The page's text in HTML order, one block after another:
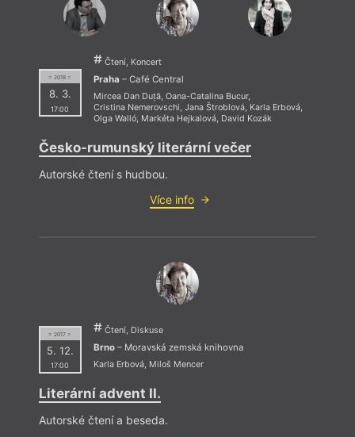
= 2018 =
8. 3.
17:00
Čtení, Koncert
Praha – Café Central
Mircea Dan Duță, Oana-Catalina Bucur,
Cristina Nemerovschi, Jana Štroblová, Karla Erbová,
Olga Walló, Markéta Hejkalová, David Kozák
Česko-rumunský literární večer
Autorské čtení s hudbou.
Více info
= 2017 =
5. 12.
17:00
Čtení, Diskuse
Brno– Moravská zemská knihovna
Karla Erbová, Miloš Mencer
Literární advent II.
Autorské čtení a beseda.